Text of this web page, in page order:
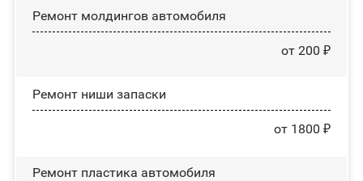
Ремонт молдингов автомобиля
от 200 ₽
Ремонт ниши запаски
от 1800 ₽
Ремонт пластика автомобиля